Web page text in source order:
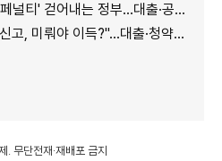
내는 정부…대출·공공임대 불이익 줄인다
야 이득?"…대출·청약·세금 따져보니
무단전재·재배포 금지